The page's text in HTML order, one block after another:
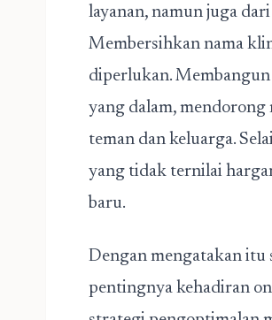
layanan, namun juga
Membersihkan nama
diperlukan.
yang dalam,
teman dan keluarga.
yang tidak ternilai
baru.
Dengan mengatakan
pentingnya kehadiran